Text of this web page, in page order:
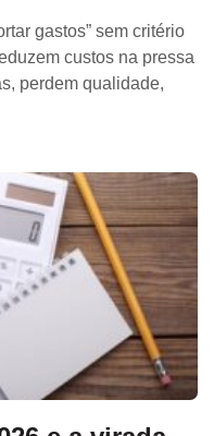
gastos” sem critério
custos na pressa
perdem qualidade,